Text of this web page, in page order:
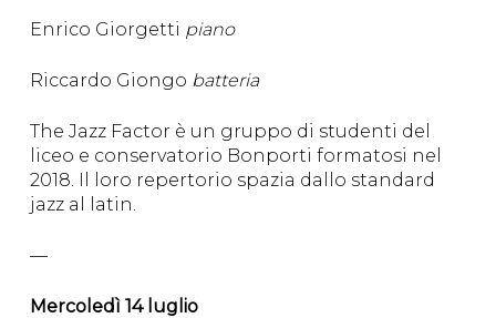
Enrico Giorgetti piano
Riccardo Giongo batteria
The Jazz Factor è un gruppo di studenti del
liceo e conservatorio Bonporti formatosi nel
2018. Il loro repertorio spazia dallo standard
jazz al latin.
—
Mercoledì 14 luglio